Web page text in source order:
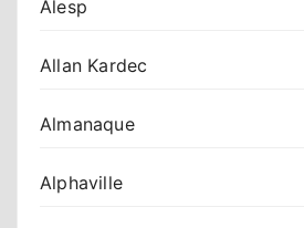
Alesp
Allan Kardec
Almanaque
Alphaville